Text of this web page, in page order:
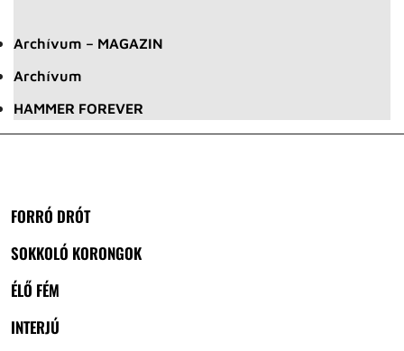
Archívum – MAGAZIN
Archívum
HAMMER FOREVER
FORRÓ DRÓT
SOKKOLÓ KORONGOK
ÉLŐ FÉM
INTERJÚ